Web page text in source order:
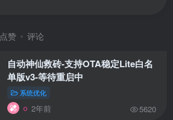
点赞 评论
自动神仙救砖-支持OTA稳定Lite白名
单版v3-等待重启中
系统优化
2年前 5620